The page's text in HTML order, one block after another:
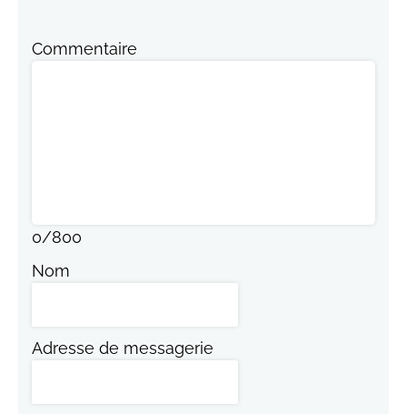
Commentaire
0/800
Nom
Adresse de messagerie